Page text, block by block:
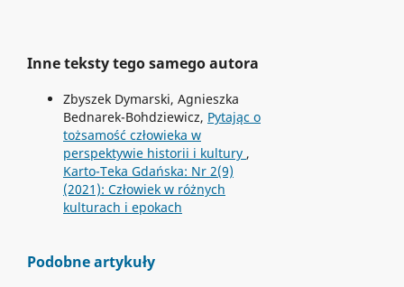
Inne teksty tego samego autora
Zbyszek Dymarski, Agnieszka
Bednarek-Bohdziewicz, Pytając o
tożsamość człowieka w
perspektywie historii i kultury ,
Karto-Teka Gdańska: Nr 2(9)
(2021): Człowiek w różnych
kulturach i epokach
Podobne artykuły